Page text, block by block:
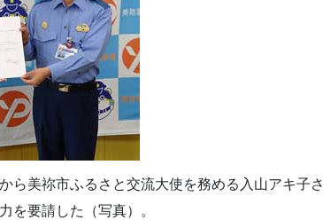
ら美祢市ふるさと交流大使を務める入山アキ子さ
を要請した（写真）。